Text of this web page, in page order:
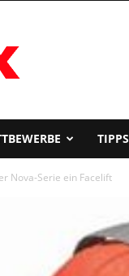
TIPPS
Nova-Serie ein Facelift